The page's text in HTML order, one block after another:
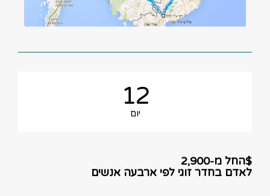
12
יום
$החל מ-2,900
לאדם בחדר זוגי לפי ארבעה אנשים